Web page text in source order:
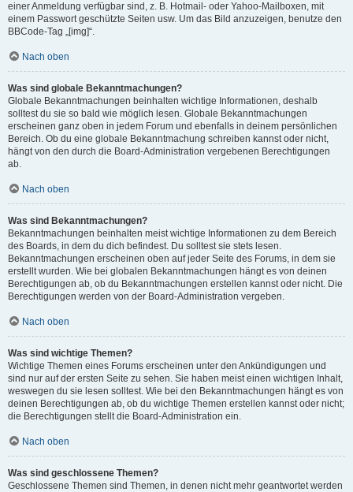
einer Anmeldung verfügbar sind, z. B. Hotmail- oder Yahoo-Mailboxen, mit
einem Passwort geschützte Seiten usw. Um das Bild anzuzeigen, benutze den
BBCode-Tag „[img]“.
Nach oben
Was sind globale Bekanntmachungen?
Globale Bekanntmachungen beinhalten wichtige Informationen, deshalb
solltest du sie so bald wie möglich lesen. Globale Bekanntmachungen
erscheinen ganz oben in jedem Forum und ebenfalls in deinem persönlichen
Bereich. Ob du eine globale Bekanntmachung schreiben kannst oder nicht,
hängt von den durch die Board-Administration vergebenen Berechtigungen
ab.
Nach oben
Was sind Bekanntmachungen?
Bekanntmachungen beinhalten meist wichtige Informationen zu dem Bereich
des Boards, in dem du dich befindest. Du solltest sie stets lesen.
Bekanntmachungen erscheinen oben auf jeder Seite des Forums, in dem sie
erstellt wurden. Wie bei globalen Bekanntmachungen hängt es von deinen
Berechtigungen ab, ob du Bekanntmachungen erstellen kannst oder nicht. Die
Berechtigungen werden von der Board-Administration vergeben.
Nach oben
Was sind wichtige Themen?
Wichtige Themen eines Forums erscheinen unter den Ankündigungen und
sind nur auf der ersten Seite zu sehen. Sie haben meist einen wichtigen Inhalt,
weswegen du sie lesen solltest. Wie bei den Bekanntmachungen hängt es von
deinen Berechtigungen ab, ob du wichtige Themen erstellen kannst oder nicht;
die Berechtigungen stellt die Board-Administration ein.
Nach oben
Was sind geschlossene Themen?
Geschlossene Themen sind Themen, in denen nicht mehr geantwortet werden